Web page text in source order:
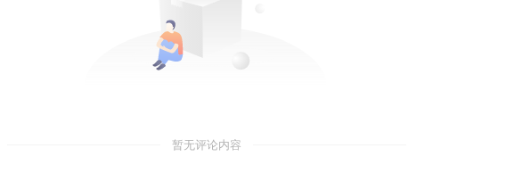
暂无评论内容